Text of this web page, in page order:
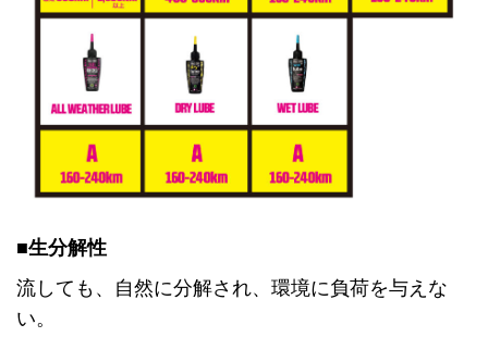
■生分解性
流しても、自然に分解され、環境に負荷を与えな
い。